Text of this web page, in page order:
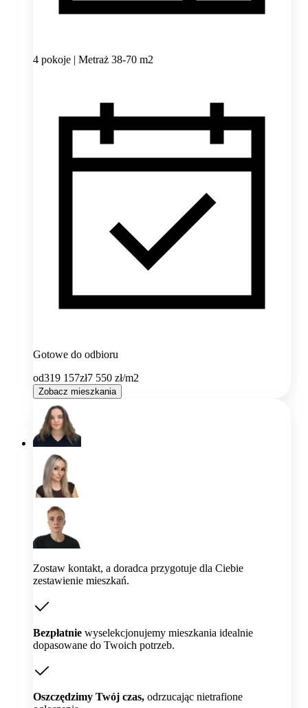
4 pokoje | Metraż 38-70 m2
Gotowe do odbioru
od319 157zł7 550 zł/m2
Zobacz mieszkania
Zostaw kontakt, a doradca przygotuje dla Ciebie
zestawienie mieszkań.
Bezpłatnie wyselekcjonujemy mieszkania idealnie
dopasowane do Twoich potrzeb.
Oszczędzimy Twój czas, odrzucając nietrafione